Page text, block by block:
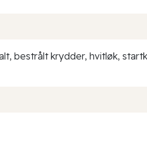
bestrålt krydder, hvitløk,